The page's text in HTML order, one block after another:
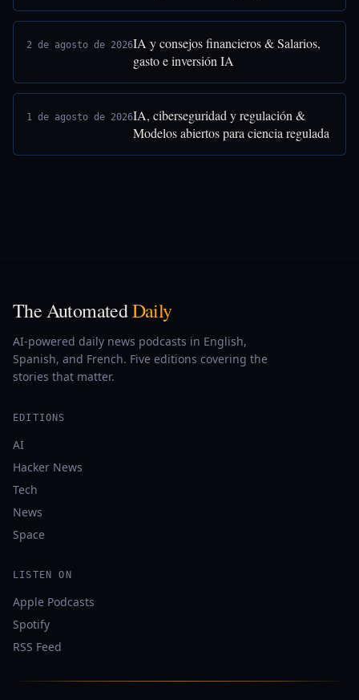
2 de agosto de 2026IA y consejos financieros & Salarios,
gasto e inversión IA
1 de agosto de 2026IA, ciberseguridad y regulación &
Modelos abiertos para ciencia regulada
The AutomatedDaily
AI-powered daily news podcasts in English,
Spanish, and French. Five editions covering the
stories that matter.
EDITIONS
AI
Hacker News
Tech
News
Space
LISTEN ON
Apple Podcasts
Spotify
RSS Feed